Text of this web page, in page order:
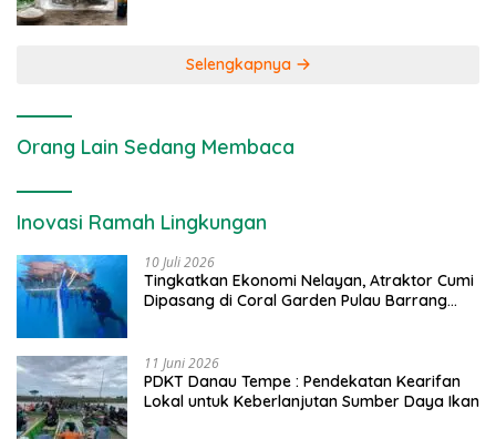
Selengkapnya
Orang Lain Sedang Membaca
Inovasi Ramah Lingkungan
10 Juli 2026
Tingkatkan Ekonomi Nelayan, Atraktor Cumi
Dipasang di Coral Garden Pulau Barrang
11 Juni 2026
PDKT Danau Tempe : Pendekatan Kearifan
Lokal untuk Keberlanjutan Sumber Daya Ikan